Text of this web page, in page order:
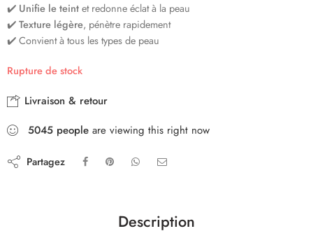
✔️ Unifie le teintet redonne éclat à la peau
✔️Texture légère, pénètre rapidement
✔️ Convient à tous les types de peau
Rupture de stock
Livraison & retour
5045 people are viewing this right now
Partagez
Description